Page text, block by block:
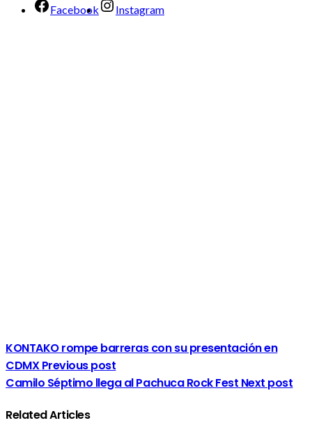
Facebook Instagram
KONTAKO rompe barreras con su presentación en
CDMXPrevious post
Camilo Séptimo llega al Pachuca Rock Fest Next post
Related Articles